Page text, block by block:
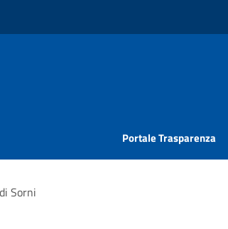
Portale Trasparenza
Sorni